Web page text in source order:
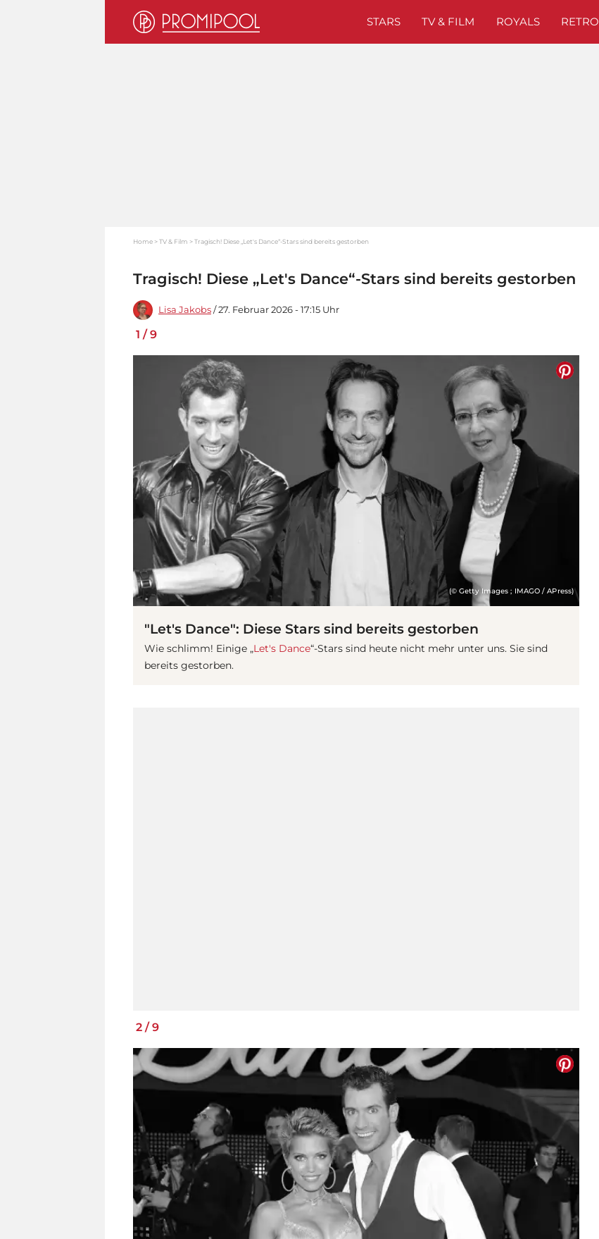
STARS TV & FILM ROYALS RETRO
Home TV & Film Tragisch! Diese „Let's Dance“-Stars sind bereits gestorben
Tragisch! Diese „Let's Dance“-Stars sind bereits gestorben
Lisa Jakobs / 27. Februar 2026 - 17:15 Uhr
1 /9
(© Getty Images ; IMAGO / APress)
"Let's Dance": Diese Stars sind bereits gestorben
Wie schlimm! Einige „Let's Dance“-Stars sind heute nicht mehr unter uns. Sie sind
bereits gestorben.
2 /9